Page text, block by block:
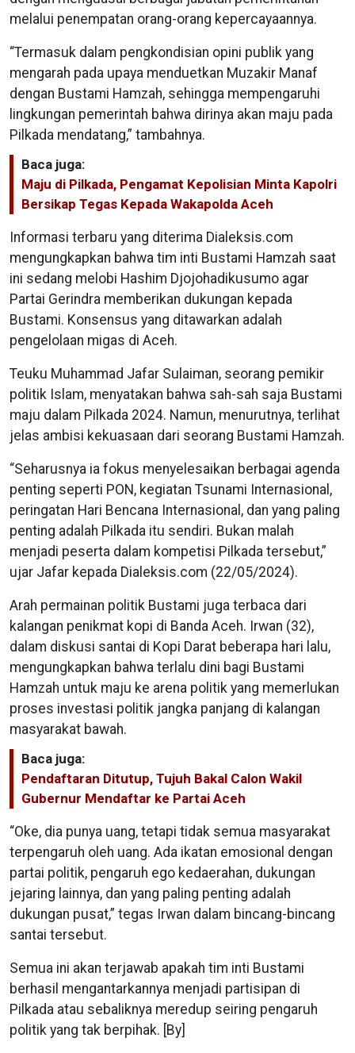
melalui penempatan orang-orang kepercayaannya.
“Termasuk dalam pengkondisian opini publik yang
mengarah pada upaya menduetkan Muzakir Manaf
dengan Bustami Hamzah, sehingga mempengaruhi
lingkungan pemerintah bahwa dirinya akan maju pada
Pilkada mendatang,” tambahnya.
Baca juga:
Maju di Pilkada, Pengamat Kepolisian Minta Kapolri
Bersikap Tegas Kepada Wakapolda Aceh
Informasi terbaru yang diterima Dialeksis.com
mengungkapkan bahwa tim inti Bustami Hamzah saat
ini sedang melobi Hashim Djojohadikusumo agar
Partai Gerindra memberikan dukungan kepada
Bustami. Konsensus yang ditawarkan adalah
pengelolaan migas di Aceh.
Teuku Muhammad Jafar Sulaiman, seorang pemikir
politik Islam, menyatakan bahwa sah-sah saja Bustami
maju dalam Pilkada 2024. Namun, menurutnya, terlihat
jelas ambisi kekuasaan dari seorang Bustami Hamzah.
“Seharusnya ia fokus menyelesaikan berbagai agenda
penting seperti PON, kegiatan Tsunami Internasional,
peringatan Hari Bencana Internasional, dan yang paling
penting adalah Pilkada itu sendiri. Bukan malah
menjadi peserta dalam kompetisi Pilkada tersebut,”
ujar Jafar kepada Dialeksis.com (22/05/2024).
Arah permainan politik Bustami juga terbaca dari
kalangan penikmat kopi di Banda Aceh. Irwan (32),
dalam diskusi santai di Kopi Darat beberapa hari lalu,
mengungkapkan bahwa terlalu dini bagi Bustami
Hamzah untuk maju ke arena politik yang memerlukan
proses investasi politik jangka panjang di kalangan
masyarakat bawah.
Baca juga:
Pendaftaran Ditutup, Tujuh Bakal Calon Wakil
Gubernur Mendaftar ke Partai Aceh
“Oke, dia punya uang, tetapi tidak semua masyarakat
terpengaruh oleh uang. Ada ikatan emosional dengan
partai politik, pengaruh ego kedaerahan, dukungan
jejaring lainnya, dan yang paling penting adalah
dukungan pusat,” tegas Irwan dalam bincang-bincang
santai tersebut.
Semua ini akan terjawab apakah tim inti Bustami
berhasil mengantarkannya menjadi partisipan di
Pilkada atau sebaliknya meredup seiring pengaruh
politik yang tak berpihak. [By]